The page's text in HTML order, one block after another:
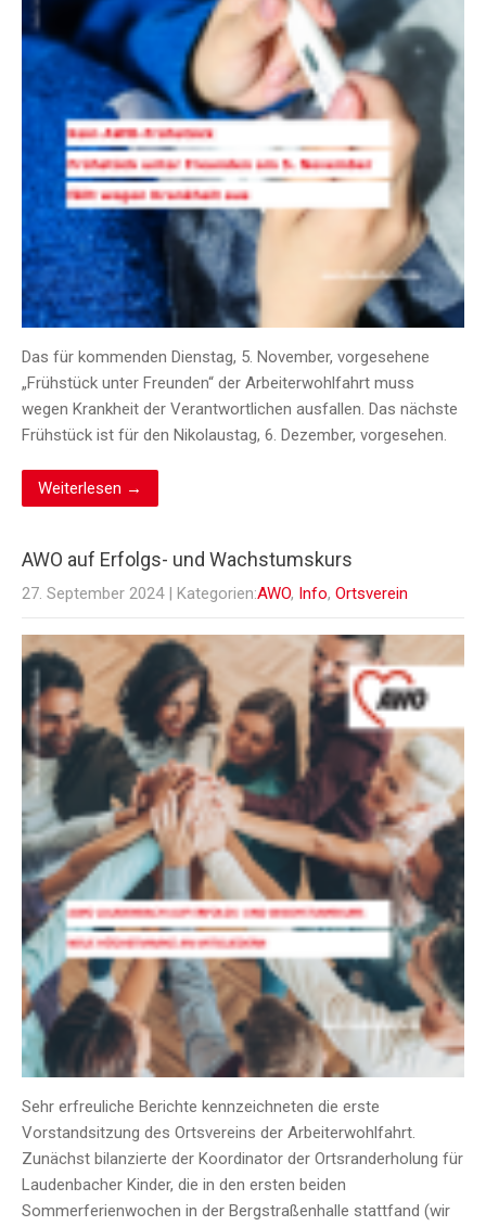
Das für kommenden Dienstag, 5. November, vorgesehene
„Frühstück unter Freunden“ der Arbeiterwohlfahrt muss
wegen Krankheit der Verantwortlichen ausfallen. Das nächste
Frühstück ist für den Nikolaustag, 6. Dezember, vorgesehen.
Weiterlesen →
AWO auf Erfolgs- und Wachstumskurs
27. September 2024 | Kategorien:AWO, Info, Ortsverein
Sehr erfreuliche Berichte kennzeichneten die erste
Vorstandsitzung des Ortsvereins der Arbeiterwohlfahrt.
Zunächst bilanzierte der Koordinator der Ortsranderholung für
Laudenbacher Kinder, die in den ersten beiden
Sommerferienwochen in der Bergstraßenhalle stattfand (wir